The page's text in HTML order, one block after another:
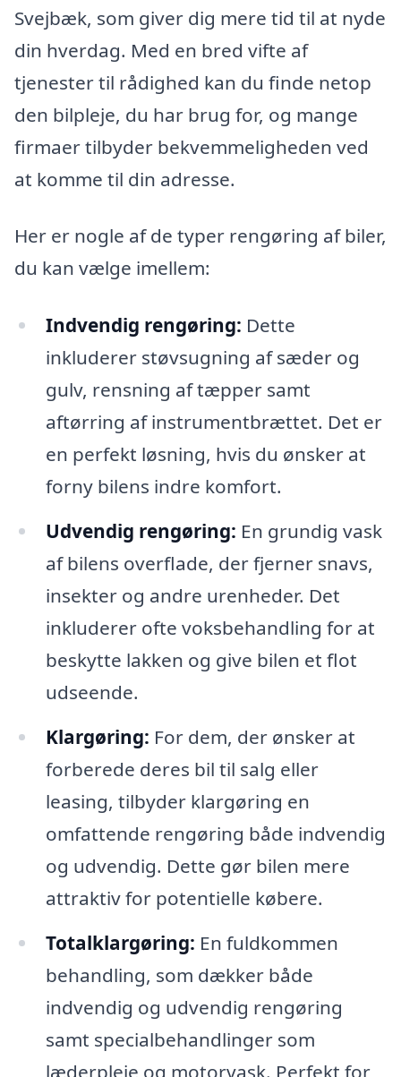
Svejbæk, som giver dig mere tid til at nyde
din hverdag. Med en bred vifte af
tjenester til rådighed kan du finde netop
den bilpleje, du har brug for, og mange
firmaer tilbyder bekvemmeligheden ved
at komme til din adresse.
Her er nogle af de typer rengøring af biler,
du kan vælge imellem:
Indvendig rengøring: Dette
inkluderer støvsugning af sæder og
gulv, rensning af tæpper samt
aftørring af instrumentbrættet. Det er
en perfekt løsning, hvis du ønsker at
forny bilens indre komfort.
Udvendig rengøring: En grundig vask
af bilens overflade, der fjerner snavs,
insekter og andre urenheder. Det
inkluderer ofte voksbehandling for at
beskytte lakken og give bilen et flot
udseende.
Klargøring: For dem, der ønsker at
forberede deres bil til salg eller
leasing, tilbyder klargøring en
omfattende rengøring både indvendig
og udvendig. Dette gør bilen mere
attraktiv for potentielle købere.
Totalklargøring: En fuldkommen
behandling, som dækker både
indvendig og udvendig rengøring
samt specialbehandlinger som
læderpleje og motorvask. Perfekt for